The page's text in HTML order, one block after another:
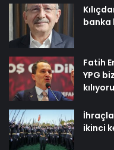
banka
Fatih
YPG
ikinci